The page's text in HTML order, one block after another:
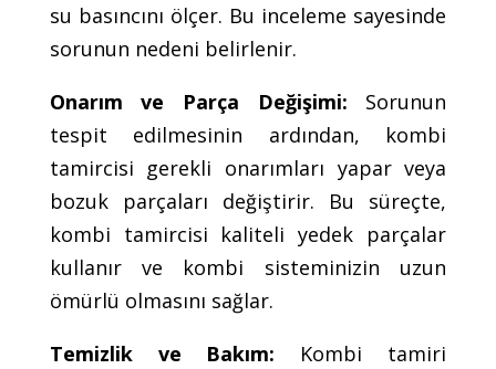
su basıncını ölçer. Bu inceleme sayesinde
sorunun nedeni belirlenir.
Onarım ve Parça Değişimi: Sorunun
tespit edilmesinin ardından, kombi
tamircisi gerekli onarımları yapar veya
bozuk parçaları değiştirir. Bu süreçte,
kombi tamircisi kaliteli yedek parçalar
kullanır ve kombi sisteminizin uzun
ömürlü olmasını sağlar.
Temizlik ve Bakım: Kombi tamiri